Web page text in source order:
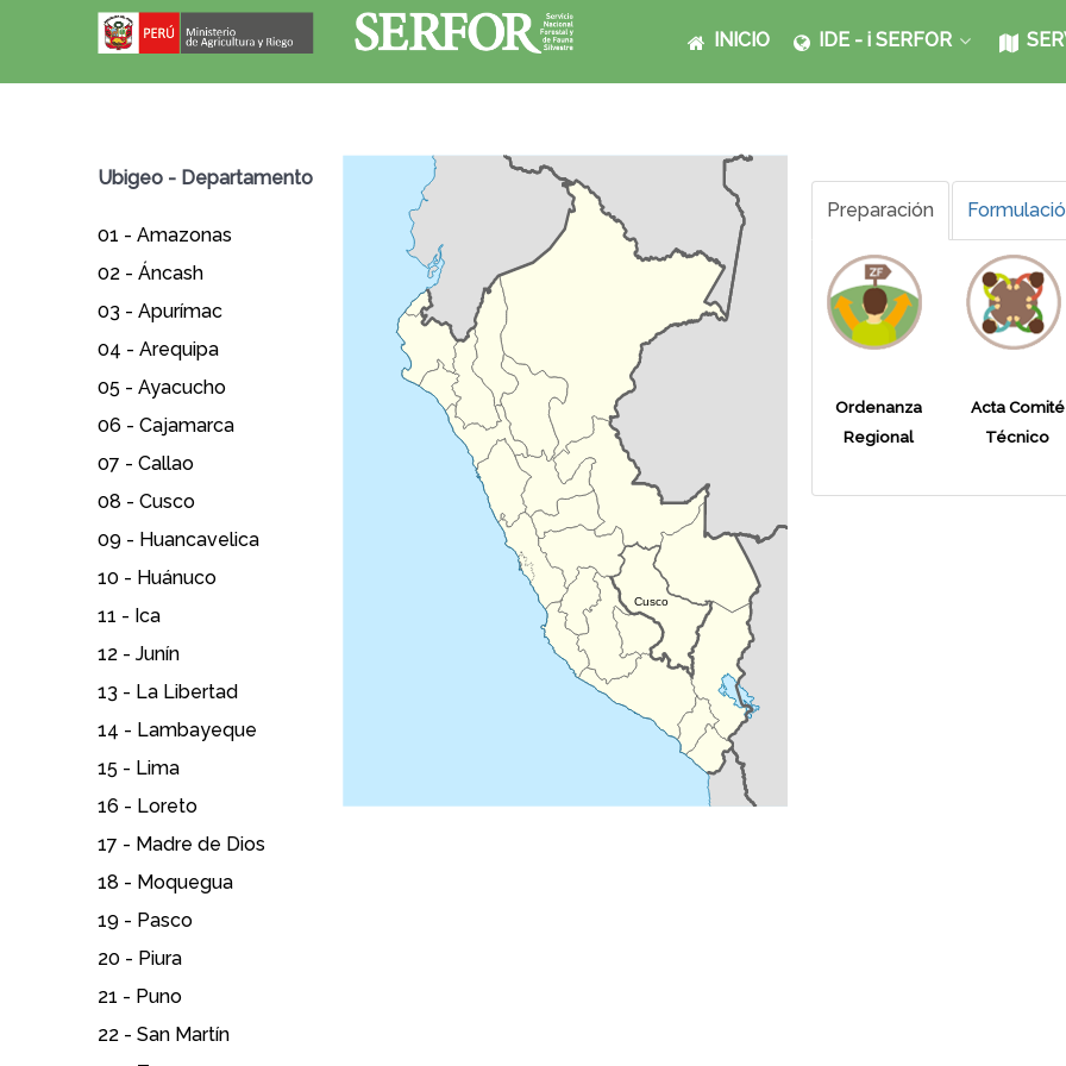
INICIO IDE - i SERFOR
Ubigeo - Departamento
01 - Amazonas
02 - Áncash
03 - Apurímac
04 - Arequipa
05 - Ayacucho
06 - Cajamarca
07 - Callao
08 - Cusco
09 - Huancavelica
10 - Huánuco
11 - Ica
12 - Junín
13 - La Libertad
14 - Lambayeque
15 - Lima
16 - Loreto
17 - Madre de Dios
18 - Moquegua
19 - Pasco
20 - Piura
21 - Puno
22 - San Martín
Cusco
Preparación
Ordenanza
Regional
Acta Comité
Técnico